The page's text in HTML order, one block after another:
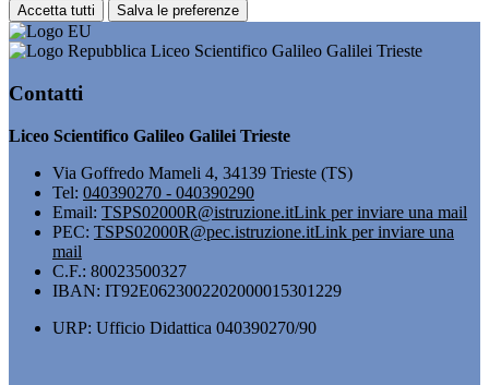
Accetta tutti Salva le preferenze
Liceo Scientifico Galileo Galilei Trieste
Contatti
Liceo Scientifico Galileo Galilei Trieste
Via Goffredo Mameli 4, 34139 Trieste (TS)
Tel: 040390270 - 040390290
Email: TSPS02000R@istruzione.itLink per inviare una mail
PEC: TSPS02000R@pec.istruzione.itLink per inviare una
mail
C.F.: 80023500327
IBAN: IT92E0623002202000015301229
URP: Ufficio Didattica 040390270/90